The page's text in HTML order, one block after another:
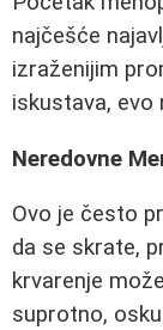
najčešće
izraženijim
iskustava, evo
Neredovne
Ovo je često
da se skrate,
krvarenje
suprotno,